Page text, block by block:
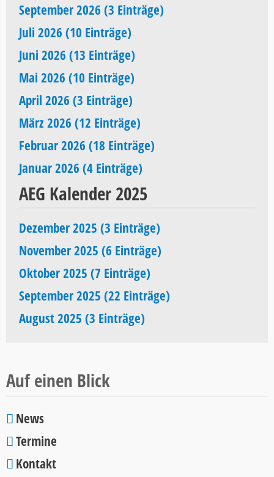
September 2026 (3 Einträge)
Juli 2026 (10 Einträge)
Juni 2026 (13 Einträge)
Mai 2026 (10 Einträge)
April 2026 (3 Einträge)
März 2026 (12 Einträge)
Februar 2026 (18 Einträge)
Januar 2026 (4 Einträge)
AEG Kalender 2025
Dezember 2025 (3 Einträge)
November 2025 (6 Einträge)
Oktober 2025 (7 Einträge)
September 2025 (22 Einträge)
August 2025 (3 Einträge)
Auf einen Blick
Navigation
überspringen
News
Termine
Kontakt